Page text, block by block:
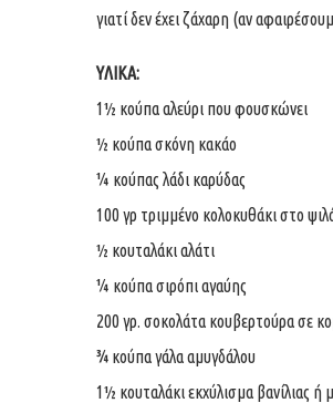
γιατί δεν έχει ζάχαρη (αν
ΥΛΙΚΑ:
1½ κούπα αλεύρι που φουσκώνει
½ κούπα σκόνη κακάο
¼ κούπας λάδι καρύδας
100 γρ τριμμένο κολοκυθάκι στο
½ κουταλάκι αλάτι
¼ κούπα σιρόπι αγαύης
200 γρ. σοκολάτα κουβερτούρα σε
¾ κούπα γάλα αμυγδάλου
1½ κουταλάκι εκχύλισμα βανίλιας ή